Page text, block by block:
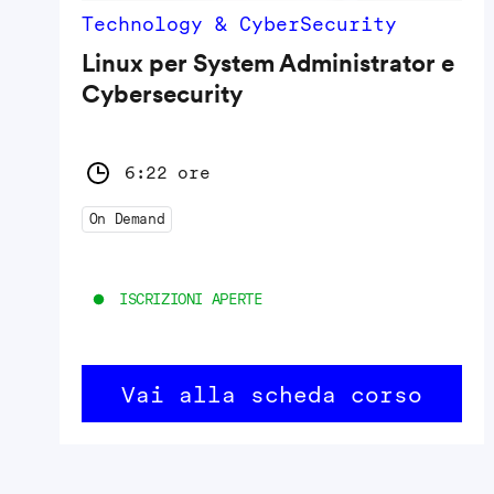
Technology & CyberSecurity
Linux per System Administrator e
Cybersecurity
6:22 ore
On Demand
ISCRIZIONI APERTE
Vai alla scheda corso